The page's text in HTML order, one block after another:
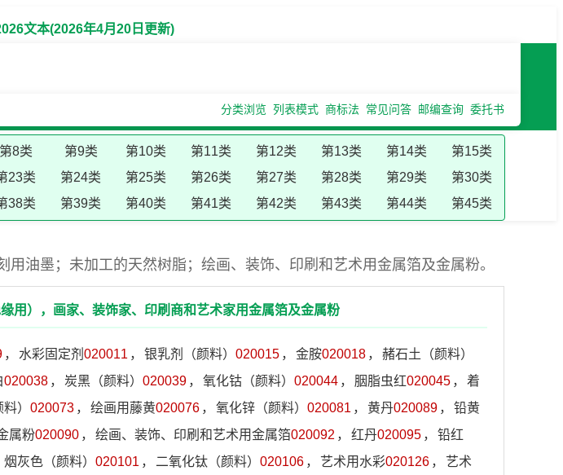
文本(2026年4月20日更新)
分类浏览 列表模式 商标法 常见问答 邮编查询 委托书
第8类 第9类 第10类 第11类 第12类 第13类 第14类
第15类
23类 第24类 第25类 第26类 第27类 第28类 第29类
第30类
38类 第39类 第40类 第41类 第42类 第43类 第44类 第45类
油墨；未加工的天然树脂；绘画、装饰、印刷和艺术用金属箔及金属粉。
用），画家、装饰家、印刷商和艺术家用金属箔及金属粉
， 水彩固定剂 020011 ， 银乳剂（颜料） 020015 ， 金胺020018 ，
赭石土（颜料）
020038 ， 炭黑（颜料） 020039 ， 氧化钴（颜料） 020044 ， 胭脂虫红020045 ，
着
） 020073 ， 绘画用藤黄020076 ， 氧化锌（颜料） 020081 ， 黄丹020089 ，
铅黄
属粉020090 ， 绘画、装饰、印刷和艺术用金属箔020092 ， 红丹020095 ，
铅红
烟灰色（颜料） 020101 ， 二氧化钛（颜料） 020106 ， 艺术用水彩020126 ，
艺术